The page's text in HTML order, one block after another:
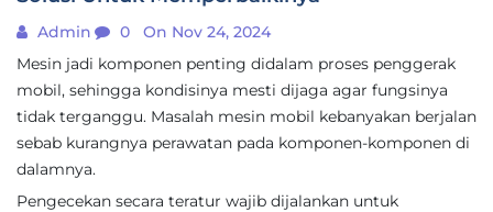
Admin 0
On Nov 24, 2024
Mesin jadi komponen penting didalam proses penggerak
mobil, sehingga kondisinya mesti dijaga agar fungsinya
tidak terganggu. Masalah mesin mobil kebanyakan berjalan
sebab kurangnya perawatan pada komponen-komponen di
dalamnya.
Pengecekan secara teratur wajib dijalankan untuk